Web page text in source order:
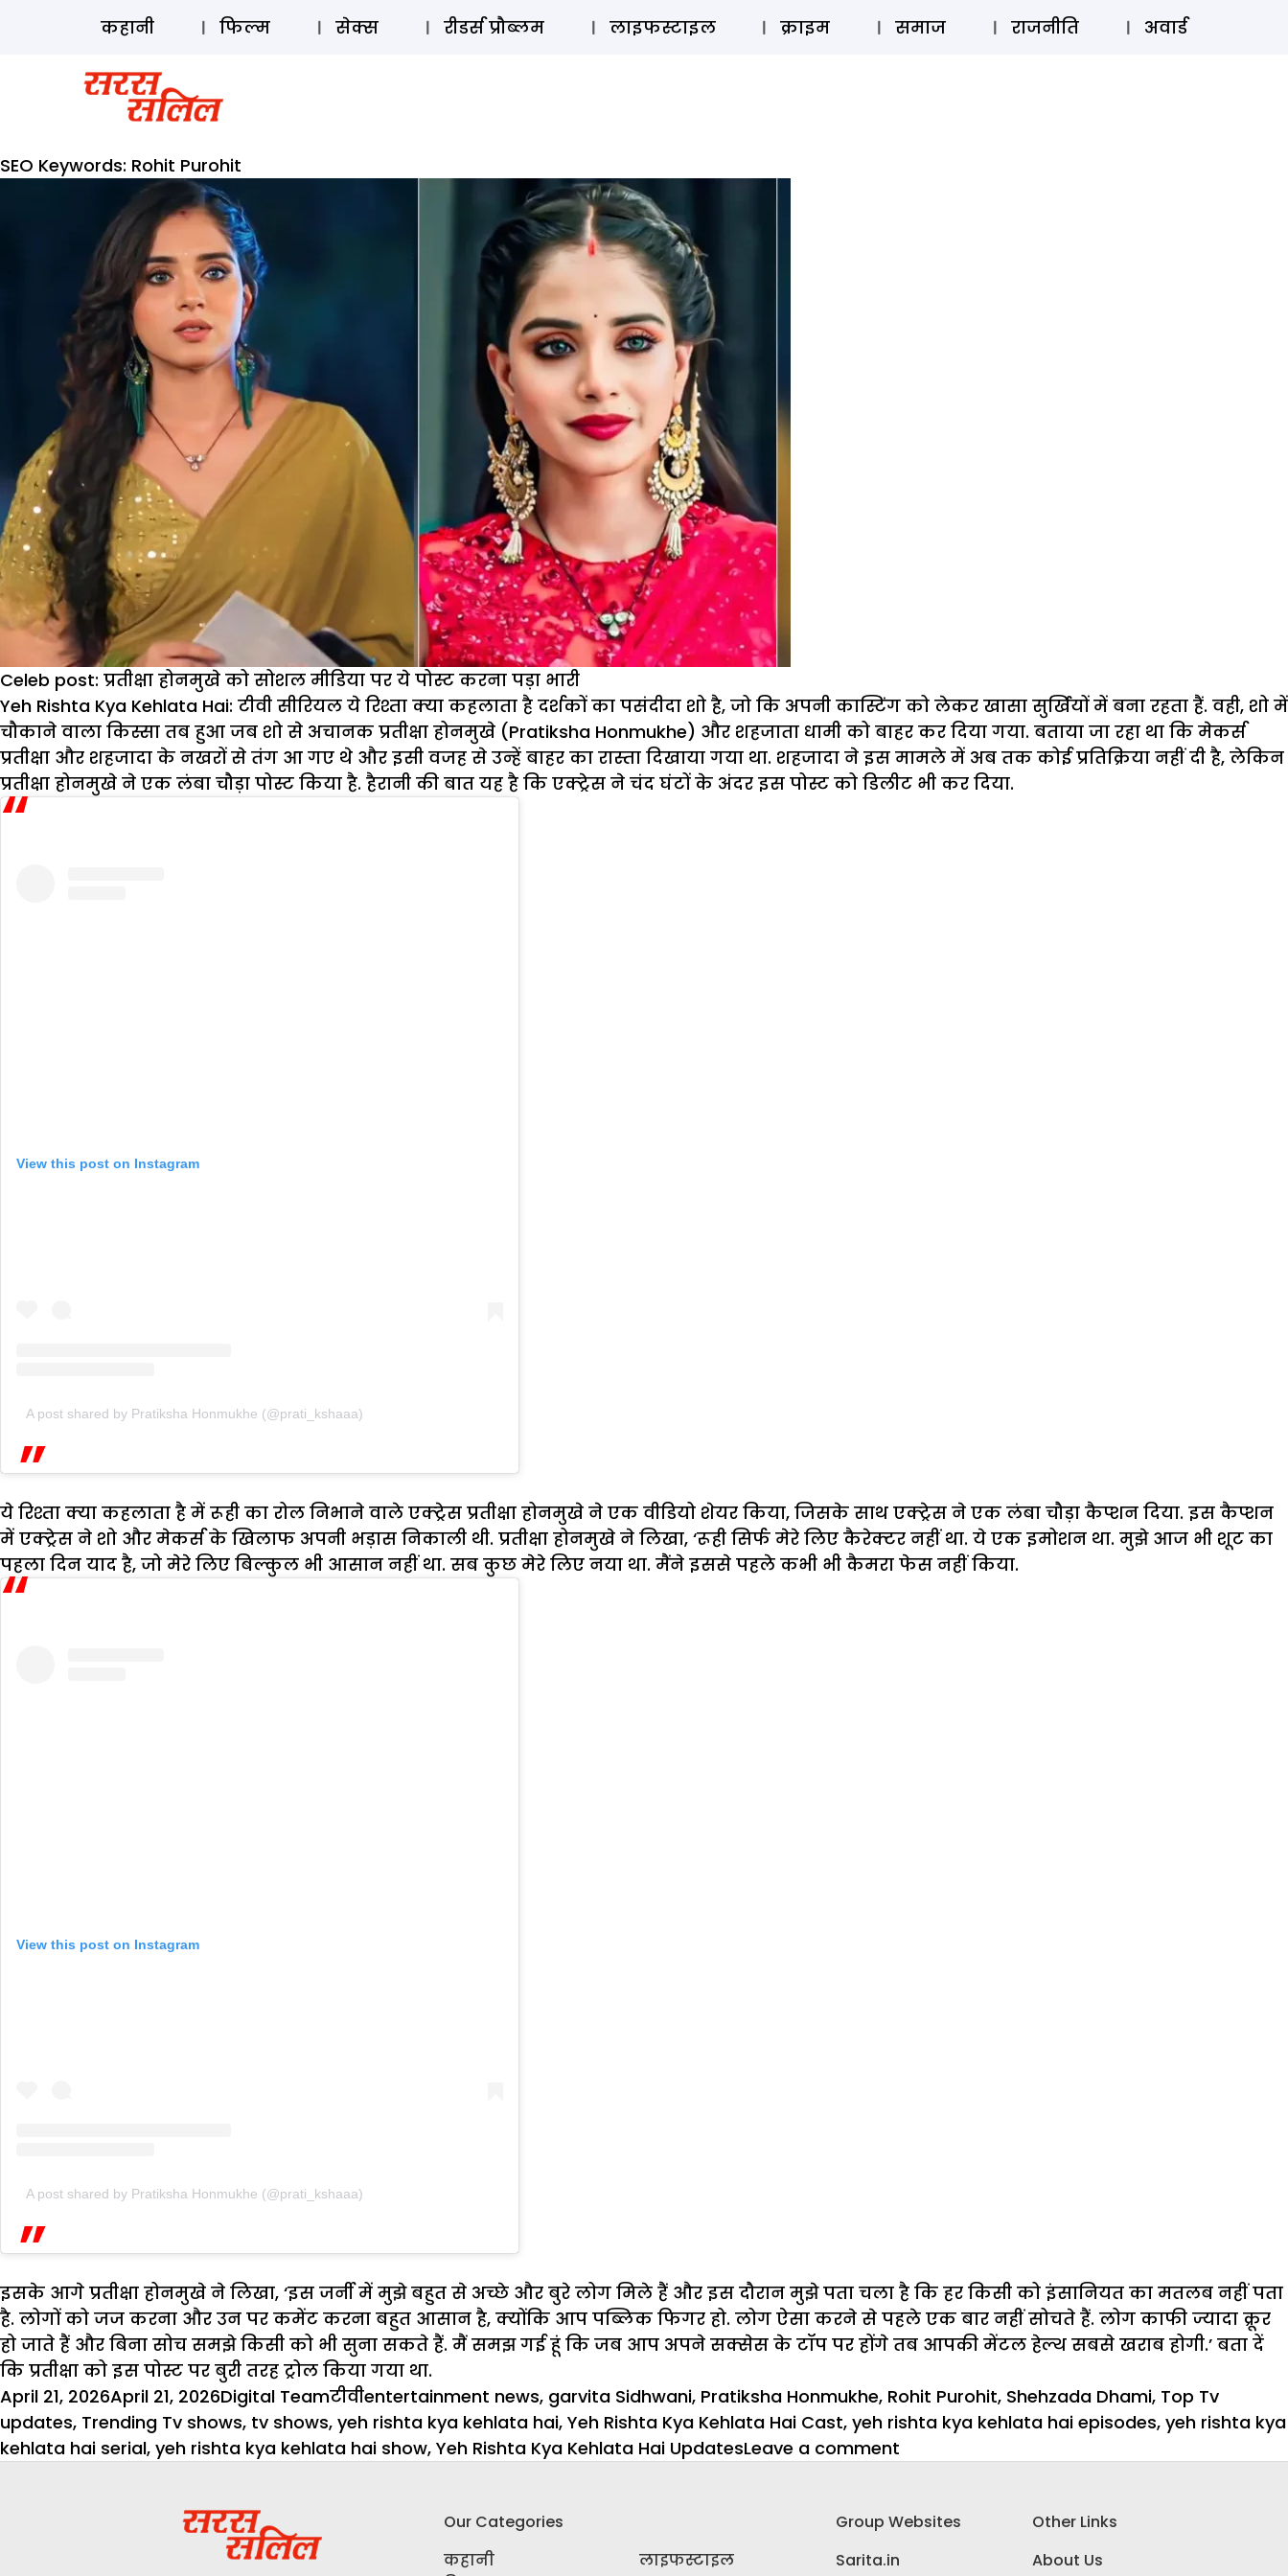
ऑडियो स्टोरी लॉग इन ⚲ SUBSCRIBE
कहानी फिल्म सेक्स रीडर्स प्रौब्लम लाइफस्टाइल क्राइम समाज राजनीति अवार्ड
SEO Keywords: Rohit Purohit
Celeb post: प्रतीक्षा होनमुखे को सोशल मीडिया पर ये पोस्ट करना पड़ा भारी
Yeh Rishta Kya Kehlata Hai: टीवी सीरियल ये रिश्ता क्या कहलाता है दर्शकों का पसंदीदा शो है, जो कि अपनी कास्टिंग को लेकर खासा सुर्खियों में बना रहता हैं. वही, शो में
चौकाने वाला किस्सा तब हुआ जब शो से अचानक प्रतीक्षा होनमुखे (Pratiksha Honmukhe) और शहजाता धामी को बाहर कर दिया गया. बताया जा रहा था कि मेकर्स
प्रतीक्षा और शहजादा के नखरों से तंग आ गए थे और इसी वजह से उन्हें बाहर का रास्ता दिखाया गया था. शहजादा ने इस मामले में अब तक कोई प्रतिक्रिया नहीं दी है, लेकिन
प्रतीक्षा होनमुखे ने एक लंबा चौड़ा पोस्ट किया है. हैरानी की बात यह है कि एक्ट्रेस ने चंद घंटों के अंदर इस पोस्ट को डिलीट भी कर दिया.
View this post on Instagram
A post shared by Pratiksha Honmukhe (@prati_kshaaa)
ये रिश्ता क्या कहलाता है में रूही का रोल निभाने वाले एक्ट्रेस प्रतीक्षा होनमुखे ने एक वीडियो शेयर किया, जिसके साथ एक्ट्रेस ने एक लंबा चौड़ा कैप्शन दिया. इस कैप्शन
में एक्ट्रेस ने शो और मेकर्स के खिलाफ अपनी भड़ास निकाली थी. प्रतीक्षा होनमुखे ने लिखा, ‘रूही सिर्फ मेरे लिए कैरेक्टर नहीं था. ये एक इमोशन था. मुझे आज भी शूट का
पहला दिन याद है, जो मेरे लिए बिल्कुल भी आसान नहीं था. सब कुछ मेरे लिए नया था. मैंने इससे पहले कभी भी कैमरा फेस नहीं किया.
View this post on Instagram
A post shared by Pratiksha Honmukhe (@prati_kshaaa)
इसके आगे प्रतीक्षा होनमुखे ने लिखा, ‘इस जर्नी में मुझे बहुत से अच्छे और बुरे लोग मिले हैं और इस दौरान मुझे पता चला है कि हर किसी को इंसानियत का मतलब नहीं पता
है. लोगों को जज करना और उन पर कमेंट करना बहुत आसान है, क्योंकि आप पब्लिक फिगर हो. लोग ऐसा करने से पहले एक बार नहीं सोचते हैं. लोग काफी ज्यादा क्रूर
हो जाते हैं और बिना सोच समझे किसी को भी सुना सकते हैं. मैं समझ गई हूं कि जब आप अपने सक्सेस के टॉप पर होंगे तब आपकी मेंटल हेल्थ सबसे खराब होगी.’ बता दें
कि प्रतीक्षा को इस पोस्ट पर बुरी तरह ट्रोल किया गया था.
Posted
on
April 21, 2026April 21, 2026Author
Digital TeamCategories
टीवीTags
entertainment news, garvita Sidhwani, Pratiksha Honmukhe, Rohit Purohit, Shehzada Dhami, Top Tv
updates, Trending Tv shows, tv shows, yeh rishta kya kehlata hai, Yeh Rishta Kya Kehlata Hai Cast, yeh rishta kya kehlata hai episodes, yeh rishta kya
kehlata hai serial, yeh rishta kya kehlata hai show, Yeh Rishta Kya Kehlata Hai UpdatesLeave a comment
प्रतीक्षा
Our Categories
कहानी
लाइफस्टाइल
Group Websites
Sarita.in
Other Links
About Us